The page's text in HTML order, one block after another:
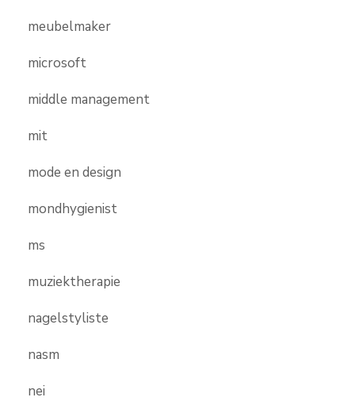
meubelmaker
microsoft
middle management
mit
mode en design
mondhygienist
ms
muziektherapie
nagelstyliste
nasm
nei